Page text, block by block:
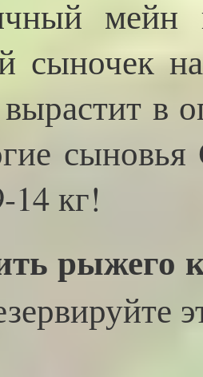
сыночек
в
сыновья
14 кг!
рыжего